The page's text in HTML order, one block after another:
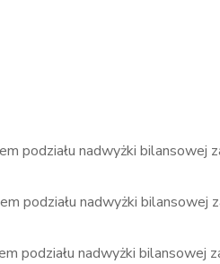
podziału nadwyżki bilansowej
podziału nadwyżki bilansowej
podziału nadwyżki bilansowej